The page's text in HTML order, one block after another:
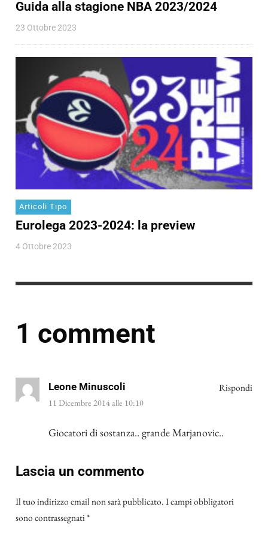
Guida alla stagione NBA 2023/2024
23 Ottobre 2023
Articoli Tipo
Eurolega 2023-2024: la preview
4 Ottobre 2023
1 comment
Leone Minuscoli
11 Dicembre 2014 alle 10:10
Giocatori di sostanza.. grande Marjanovic..
Rispondi
Lascia un commento
Il tuo indirizzo email non sarà pubblicato.I campi obbligatori
sono contrassegnati*